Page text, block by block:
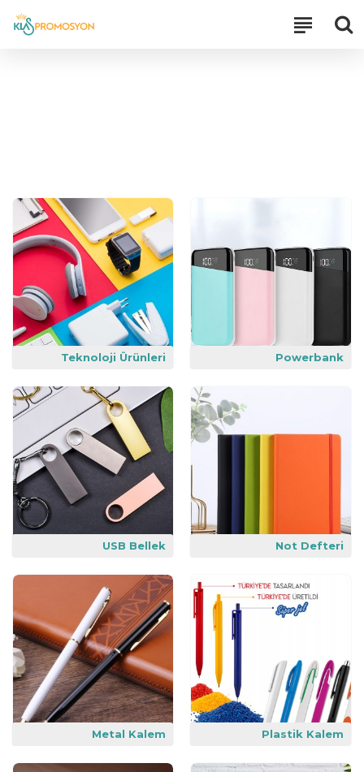
Teknoloji Ürünleri Powerbank
USB Bellek Not Defteri
Metal Kalem Plastik Kalem